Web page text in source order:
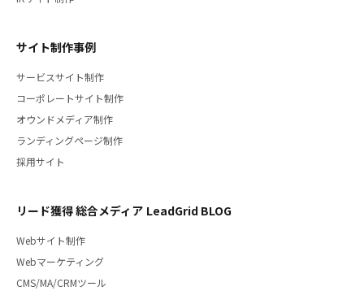
サイト制作事例
サービスサイト制作
コーポレートサイト制作
オウンドメディア制作
ランディングページ制作
採用サイト
リード獲得 総合メディア LeadGrid BLOG
Webサイト制作
Webマーケティング
CMS/MA/CRMツール